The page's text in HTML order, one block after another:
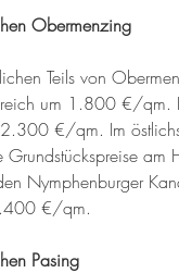
Obermenzing
Teils von
um 1.800 €/qm.
€/qm. Im
Grundstückspreise
Nymphenburger
€/qm.
Pasing